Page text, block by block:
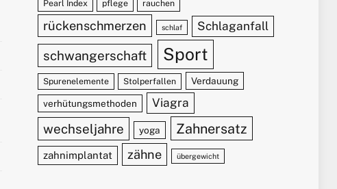
Pearl Index pflege rauchen
rückenschmerzen schlaf Schlaganfall
schwangerschaft Sport
Spurenelemente Stolperfallen Verdauung
verhütungsmethoden Viagra
wechseljahre yoga Zahnersatz
zahnimplantat zähne übergewicht